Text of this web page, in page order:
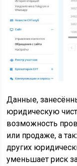
Данные,
юридическую
возможность
или продаже, а
других
уменьшает риск